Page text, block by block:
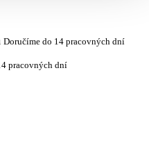
Doručíme do 14 pracovných dní
pracovných dní